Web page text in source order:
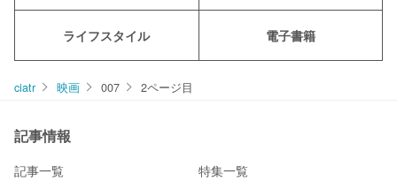
ライフスタイル 電子書籍
ciatr 映画 007 2ページ目
記事情報
記事一覧 特集一覧